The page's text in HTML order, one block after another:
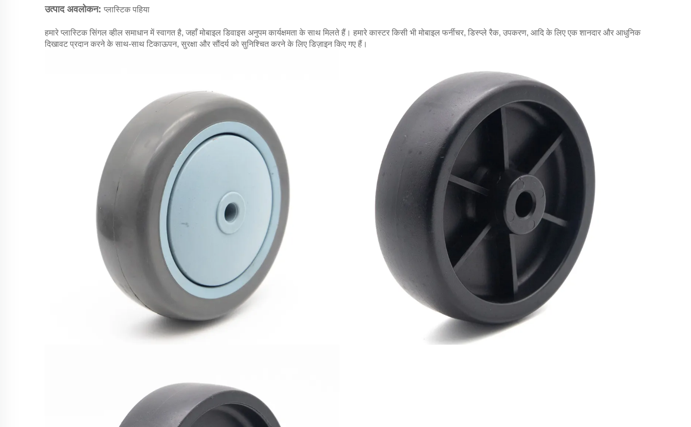
उत्पाद अवलोकन: प्लास्टिक पहिया
हमारे प्लास्टिक सिंगल व्हील समाधान में स्वागत है, जहाँ मोबाइल डिवाइस अनुपम कार्यक्षमता के साथ मिलते हैं। हमारे कास्टर किसी भी मोबाइल फर्नीचर, डिस्प्ले रैक, उपकरण, आदि के लिए एक शानदार और आधुनिक
दिखावट प्रदान करने के साथ-साथ टिकाऊपन, सुरक्षा और सौंदर्य को सुनिश्चित करने के लिए डिज़ाइन किए गए हैं।